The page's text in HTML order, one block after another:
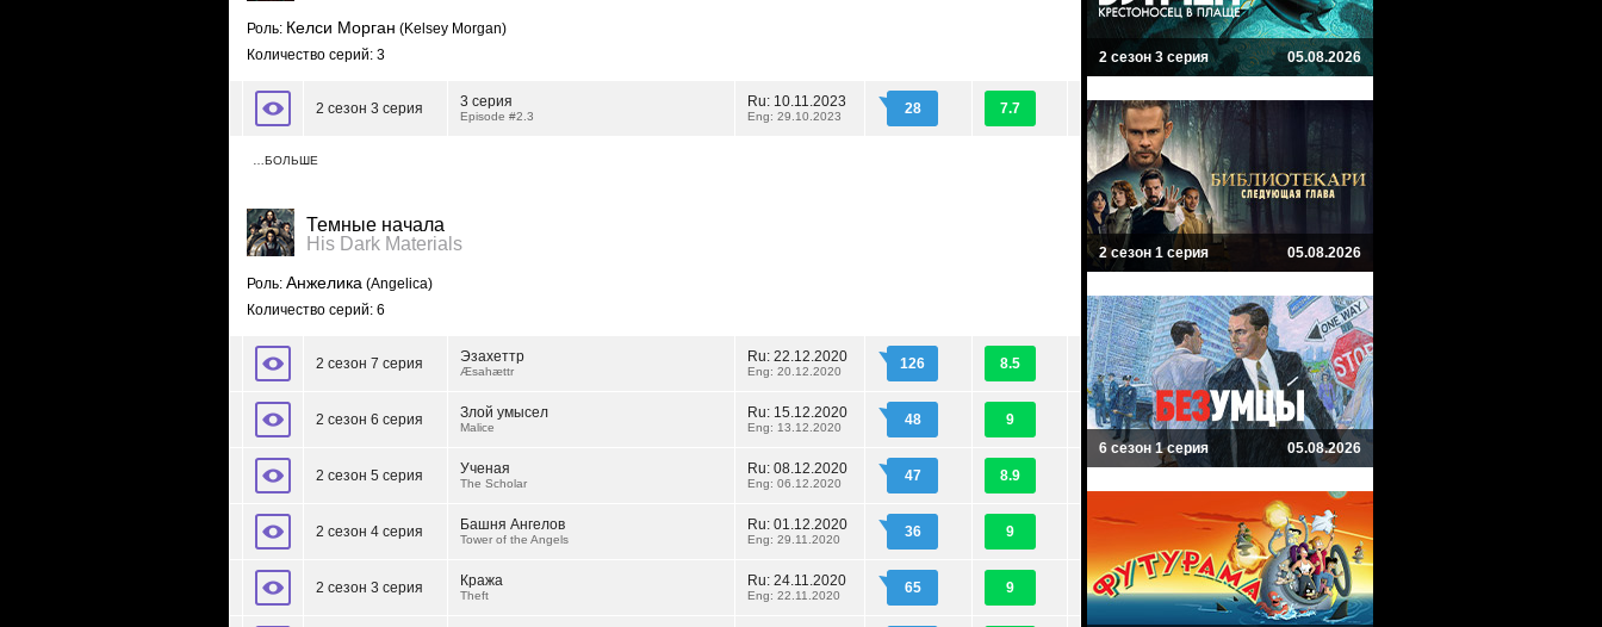
Роль: Келси Морган (Kelsey Morgan)
Количество серий: 3
2 сезон 3 серия 3 серия
Episode #2.3
Ru: 10.11.2023
Eng: 29.10.2023 28 7.7
…БОЛЬШЕ
Темные начала
His Dark Materials
Роль: Анжелика (Angelica)
Количество серий: 6
2 сезон 7 серия Эзахеттр
Æsahættr
Ru: 22.12.2020
Eng: 20.12.2020 126 8.5
2 сезон 6 серия Злой умысел
Malice
Ru: 15.12.2020
Eng: 13.12.2020 48 9
2 сезон 5 серия Ученая
The Scholar
Ru: 08.12.2020
Eng: 06.12.2020 47 8.9
2 сезон 4 серия Башня Ангелов
Tower of the Angels
Ru: 01.12.2020
Eng: 29.11.2020 36 9
2 сезон 3 серия Кража
Theft
Ru: 24.11.2020
Eng: 22.11.2020 65 9
2 сезон 3 серия 05.08.2026
2 сезон 1 серия 05.08.2026
6 сезон 1 серия 05.08.2026